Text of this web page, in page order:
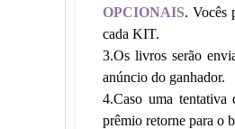
OPCIONAIS. Vocês
cada KIT.
3.Os livros serão
anúncio do ganhador.
4.Caso uma tentativa
prêmio retorne para o